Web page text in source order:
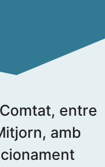
entre
amb